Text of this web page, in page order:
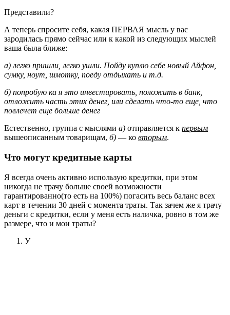
Представили?
А теперь спросите себя, какая ПЕРВАЯ мысль у вас
зародилась прямо сейчас или к какой из следующих мыслей
ваша была ближе:
а) легко пришли, легко ушли. Пойду куплю себе новый Айфон,
сумку, ноут, шмотку, поеду отдыхать и т.д.
б) попробую ка я это инвестировать, положить в банк,
отложить часть этих денег, или сделать что-то еще, что
повлечет еще больше денег
Естественно, группа с мыслями а) отправляется к первым
вышеописанным товарищам, б) — ко вторым.
Что могут кредитные карты
Я всегда очень активно использую кредитки, при этом
никогда не трачу больше своей возможности
гарантированно(то есть на 100%) погасить весь баланс всех
карт в течении 30 дней с момента траты. Так зачем же я трачу
деньги с кредитки, если у меня есть наличка, ровно в том же
размере, что и мои траты?
У